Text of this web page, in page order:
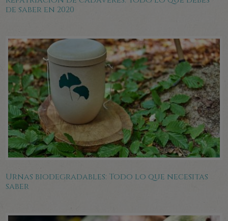
de saber en 2020
Urnas biodegradables: Todo lo que necesitas
saber